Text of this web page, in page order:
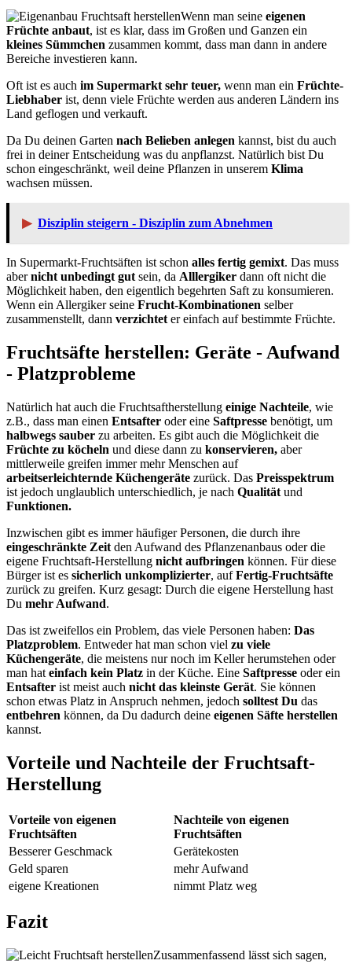
Wenn man seine eigenen
Früchte anbaut, ist es klar, dass im Großen und Ganzen ein
kleines Sümmchen zusammen kommt, dass man dann in andere
Bereiche investieren kann.
Oft ist es auch im Supermarkt sehr teuer, wenn man ein Früchte-
Liebhaber ist, denn viele Früchte werden aus anderen Ländern ins
Land geflogen und verkauft.
Da Du deinen Garten nach Belieben anlegen kannst, bist du auch
frei in deiner Entscheidung was du anpflanzst. Natürlich bist Du
schon eingeschränkt, weil deine Pflanzen in unserem Klima
wachsen müssen.
▶ Disziplin steigern - Disziplin zum Abnehmen
In Supermarkt-Fruchtsäften ist schon alles fertig gemixt. Das muss
abernicht unbedingt gut sein, da Alllergiker dann oft nicht die
Möglichkeit haben, den eigentlich begehrten Saft zu konsumieren.
Wenn ein Allergiker seine Frucht-Kombinationen selber
zusammenstellt, dann verzichtet er einfach auf bestimmte Früchte.
Fruchtsäfte herstellen: Geräte - Aufwand
- Platzprobleme
Natürlich hat auch die Fruchtsaftherstellung einige Nachteile, wie
z.B., dass man einen Entsafter oder eine Saftpresse benötigt, um
halbwegs sauber zu arbeiten. Es gibt auch die Möglichkeit die
Früchte zu köcheln und diese dann zu konservieren, aber
mittlerweile greifen immer mehr Menschen auf
arbeitserleichternde Küchengeräte zurück. Das Preisspektrum
ist jedoch unglaublich unterschiedlich, je nach Qualität und
Funktionen.
Inzwischen gibt es immer häufiger Personen, die durch ihre
eingeschränkte Zeit den Aufwand des Pflanzenanbaus oder die
eigene Fruchtsaft-Herstellung nicht aufbringen können. Für diese
Bürger ist es sicherlich unkomplizierter, aufFertig-Fruchtsäfte
zurück zu greifen. Kurz gesagt: Durch die eigene Herstellung hast
Du mehr Aufwand.
Das ist zweifellos ein Problem, das viele Personen haben: Das
Platzproblem. Entweder hat man schon viel zu viele
Küchengeräte, die meistens nur noch im Keller herumstehen oder
man hat einfach kein Platz in der Küche. Eine Saftpresse oder ein
Entsafter ist meist auch nicht das kleinste Gerät. Sie können
schon etwas Platz in Anspruch nehmen, jedoch solltest Du das
entbehren können, da Du dadurch deine eigenen Säfte herstellen
kannst.
Vorteile und Nachteile der Fruchtsaft-
Herstellung
Vorteile von eigenen
Fruchtsäften
Nachteile von eigenen
Fruchtsäften
Besserer Geschmack
Gerätekosten
Geld sparen
mehr Aufwand
eigene Kreationen
nimmt Platz weg
Fazit
Zusammenfassend lässt sich sagen,